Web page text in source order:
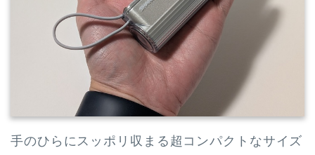
手のひらにスッポリ収まる超コンパクトなサイズ